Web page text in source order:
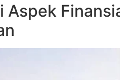
Aspek